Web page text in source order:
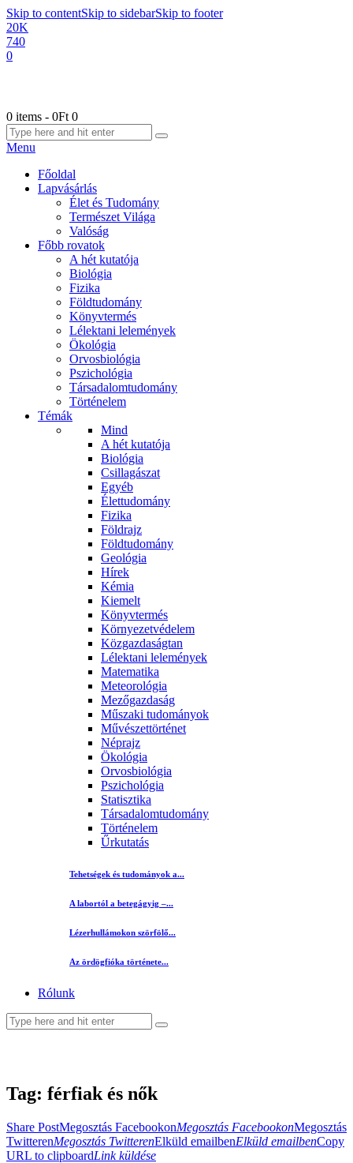
Skip to contentSkip to sidebarSkip to footer
20K
740
0
0 items - 0Ft 0
Menu
Főoldal
Lapvásárlás
Élet és Tudomány
Természet Világa
Valóság
Főbb rovatok
A hét kutatója
Biológia
Fizika
Földtudomány
Könyvtermés
Lélektani lelemények
Ökológia
Orvosbiológia
Pszichológia
Társadalomtudomány
Történelem
Témák
Mind
A hét kutatója
Biológia
Csillagászat
Egyéb
Élettudomány
Fizika
Földrajz
Földtudomány
Geológia
Hírek
Kémia
Kiemelt
Könyvtermés
Környezetvédelem
Közgazdaságtan
Lélektani lelemények
Matematika
Meteorológia
Mezőgazdaság
Műszaki tudományok
Művészettörténet
Néprajz
Ökológia
Orvosbiológia
Pszichológia
Statisztika
Társadalomtudomány
Történelem
Űrkutatás
Tehetségek és tudományok a...
A labortól a betegágyig –...
Lézerhullámokon szörfölő...
Az ördögfióka története...
Rólunk
Tag: férfiak és nők
Share PostMegosztás FacebookonMegosztás FacebookonMegosztás
TwitterenMegosztás TwitterenElküld emailbenElküld emailbenCopy
URL to clipboardLink küldése